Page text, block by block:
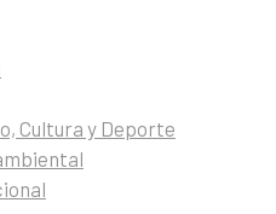
Cultura y Deporte